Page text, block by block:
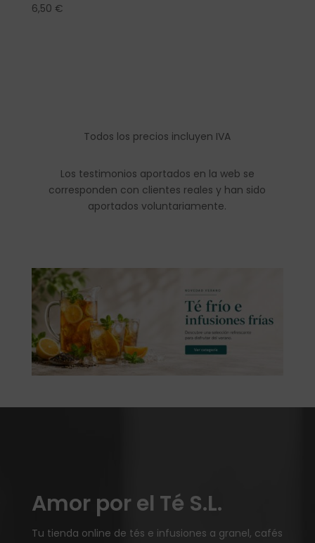
6,50 €
Todos los precios incluyen IVA
Los testimonios aportados en la web se
corresponden con clientes reales y han sido
aportados voluntariamente.
Amor por el Té S.L.
Tu tienda online de tés e infusiones a granel, cafés